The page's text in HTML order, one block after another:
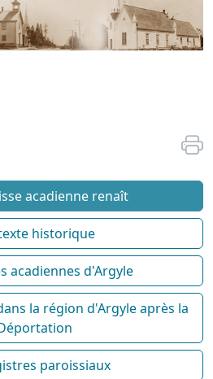
acadienne renaît
historique
acadiennes d'Argyle
la région d'Argyle après la
paroissiaux